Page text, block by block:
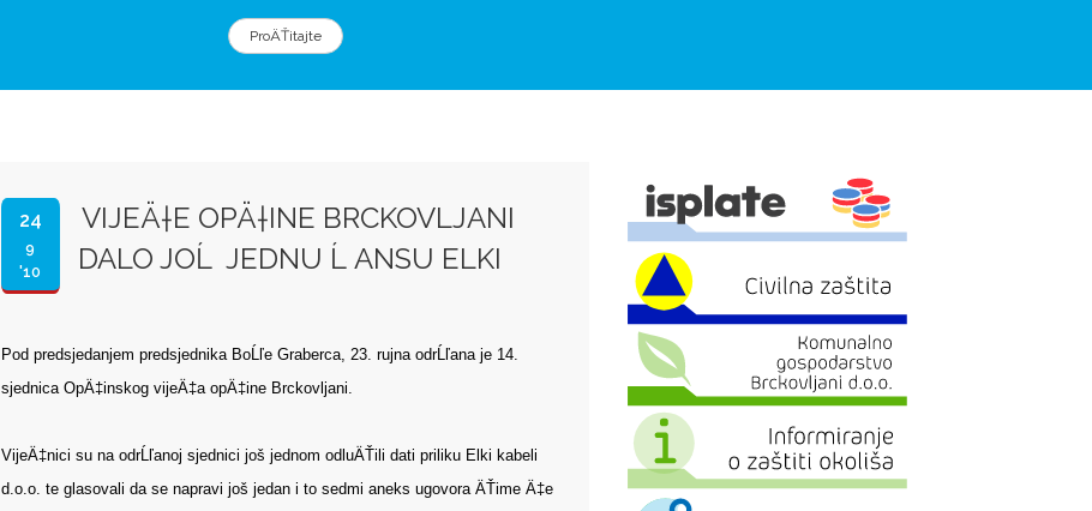
ProÄŤitajte
24
9
'10
VIJEÄ†E OPÄ†INE BRCKOVLJANI
DALO JOĹ JEDNU Ĺ ANSU ELKI
Pod predsjedanjem predsjednika BoĹľe Graberca, 23. rujna odrĹľana je 14.
sjednica OpÄ‡inskog vijeÄ‡a opÄ‡ine Brckovljani.
VijeÄ‡nici su na odrĹľanoj sjednici još jednom odluÄŤili dati priliku Elki kabeli
d.o.o. te glasovali da se napravi još jedan i to sedmi aneks ugovora ÄŤime Ä‡e